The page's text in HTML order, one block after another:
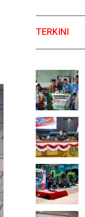
TERKINI